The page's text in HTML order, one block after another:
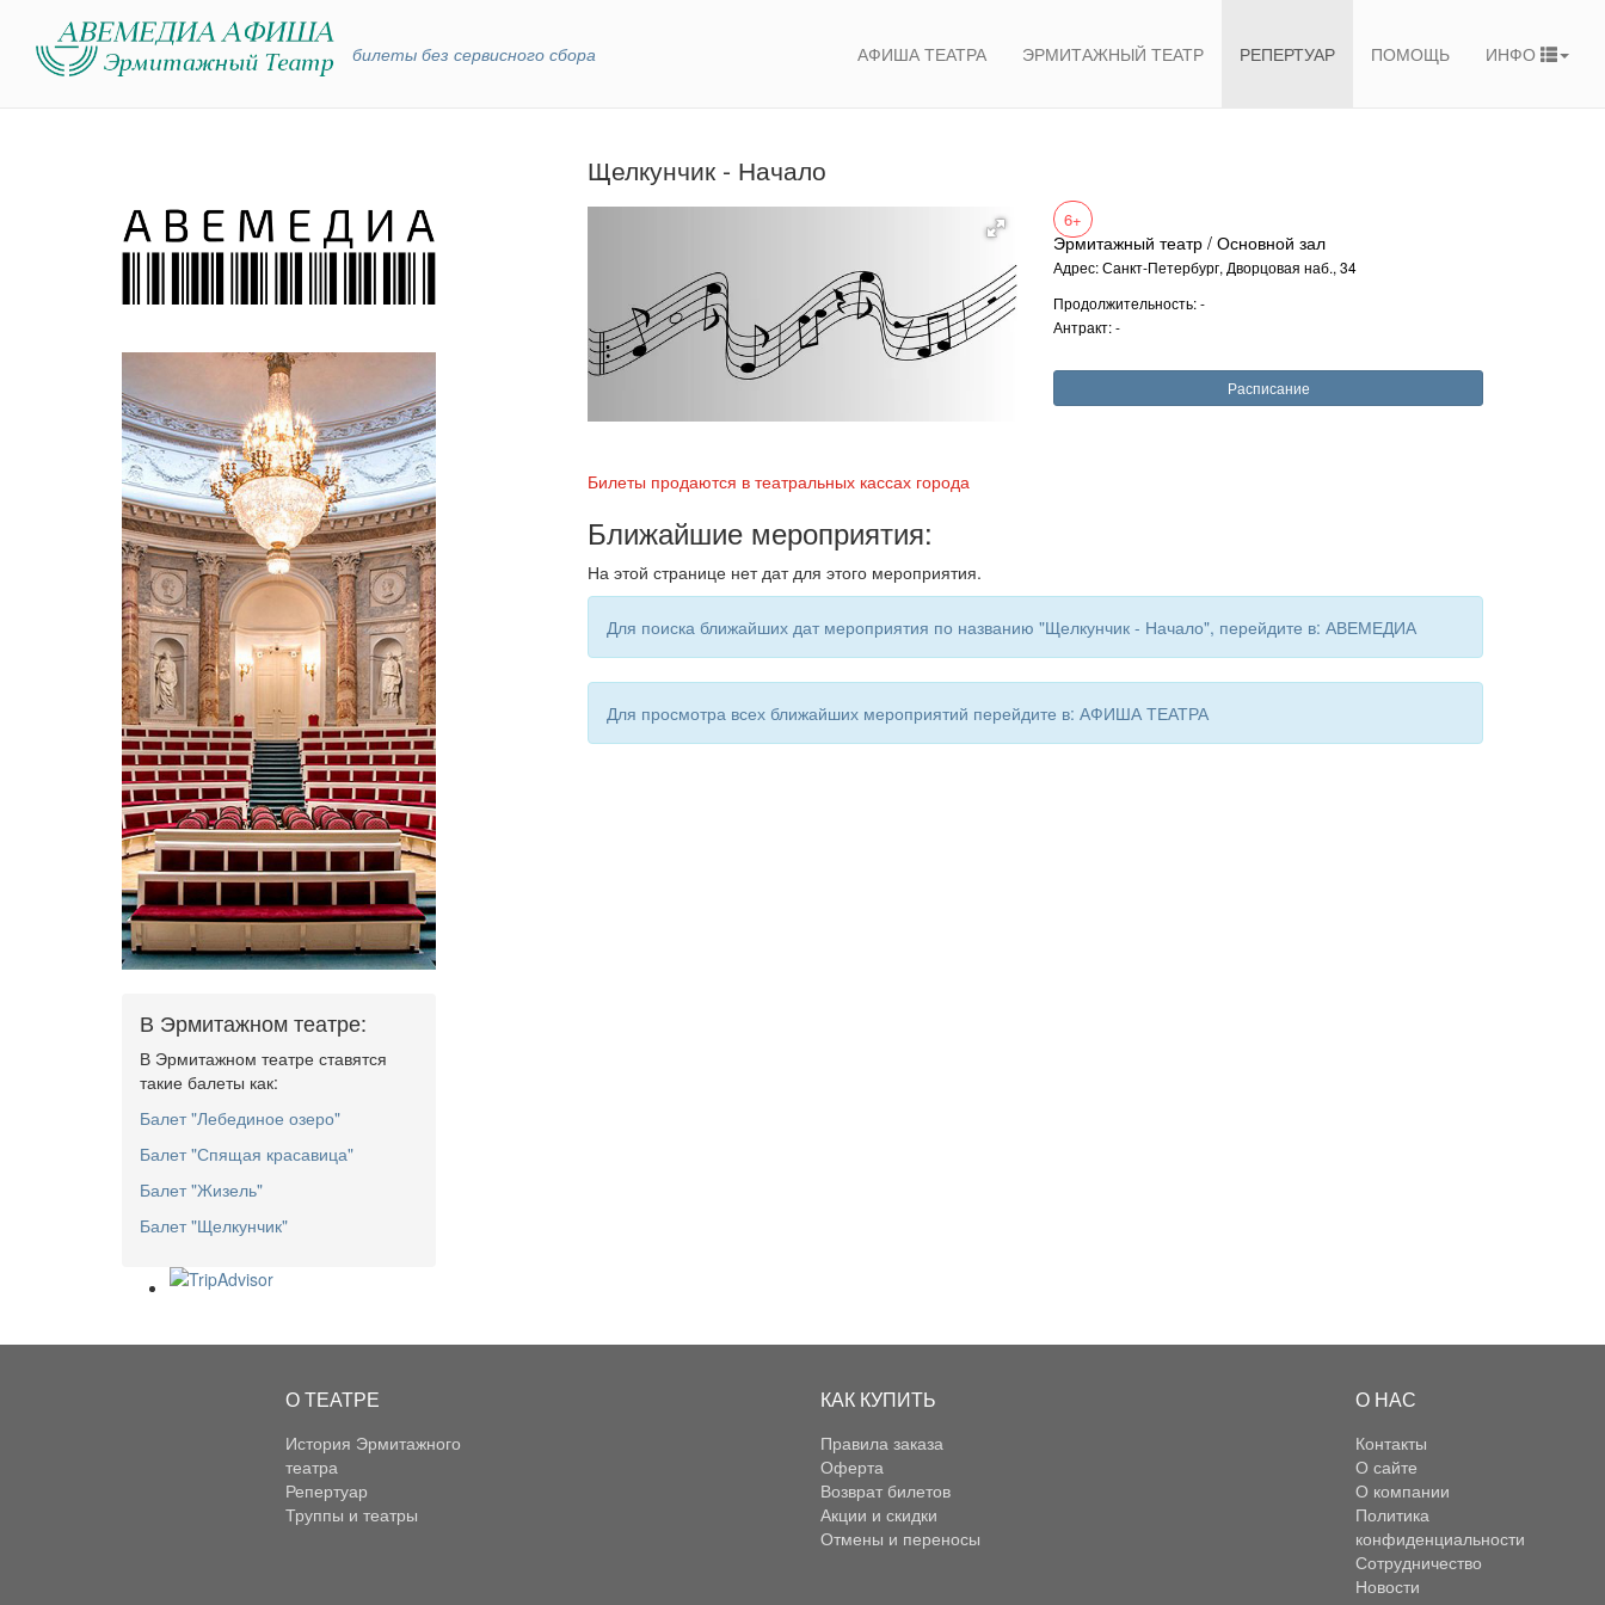
билеты без сервисного сбора АФИША ТЕАТРА ЭРМИТАЖНЫЙ ТЕАТР РЕПЕРТУАР ПОМОЩЬ ИНФО
Щелкунчик - Начало
6+
Эрмитажный театр / Основной зал
Адрес: Санкт-Петербург, Дворцовая наб., 34
Продолжительность: -
Антракт: -
Расписание
Билеты продаются в театральных кассах города
Ближайшие мероприятия:
На этой странице нет дат для этого мероприятия.
Для поиска ближайших дат мероприятия по названию "Щелкунчик - Начало", перейдите в: АВЕМЕДИА
Для просмотра всех ближайших мероприятий перейдите в: АФИША ТЕАТРА
В Эрмитажном театре:
В Эрмитажном театре ставятся
такие балеты как:
Балет "Лебединое озеро"
Балет "Спящая красавица"
Балет "Жизель"
Балет "Щелкунчик"
О ТЕАТРЕ
История Эрмитажного
театра
Репертуар
Труппы и театры
КАК КУПИТЬ
Правила заказа
Оферта
Возврат билетов
Акции и скидки
Отмены и переносы
О НАС
Контакты
О сайте
О компании
Политика
конфиденциальности
Сотрудничество
Новости